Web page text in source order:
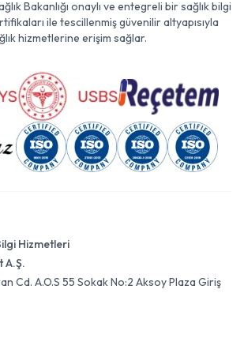
Bakanlığı onaylı ve entegreli bir sağlık bilgi
ile tescillenmiş güvenilir altyapısıyla
hizmetlerine erişim sağlar.
Hizmetleri
A.Ş.
Cd. A.O.S 55 Sokak No:2 Aksoy Plaza Giriş